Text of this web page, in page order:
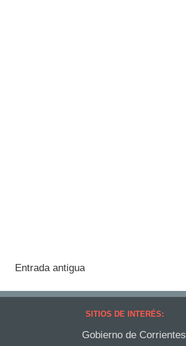
Entrada antigua
SITIOS DE INTERÉS:
Gobierno de Corrientes